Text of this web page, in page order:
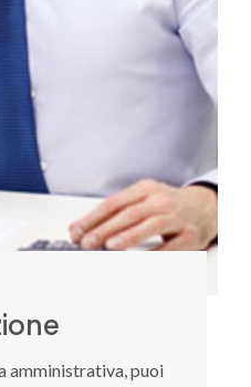
amministrativa, puoi